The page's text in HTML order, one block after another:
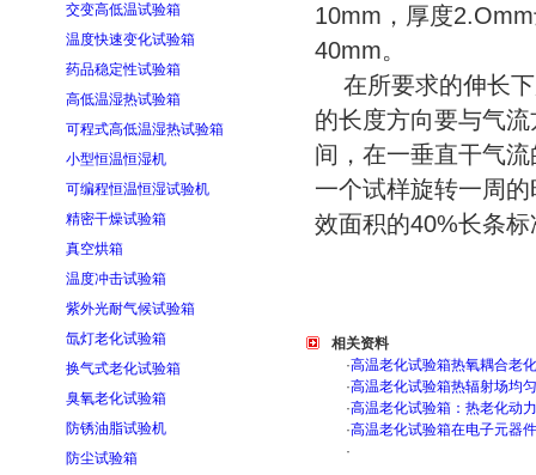
交变高低温试验箱
温度快速变化试验箱
药品稳定性试验箱
高低温湿热试验箱
可程式高低温湿热试验箱
小型恒温恒湿机
可编程恒温恒湿试验机
精密干燥试验箱
真空烘箱
温度冲击试验箱
紫外光耐气候试验箱
氙灯老化试验箱
换气式老化试验箱
臭氧老化试验箱
防锈油脂试验机
防尘试验箱
10mm，厚度
40mm。
在所要求的伸长下
的长度方向要与气
间，在一垂直干气
一个试样旋转一周
效面积的40%长条
相关资料
·高温老化试验箱热氧耦合老
·高温老化试验箱热辐射场均
·高温老化试验箱：热老化动
·高温老化试验箱在电子元器
·